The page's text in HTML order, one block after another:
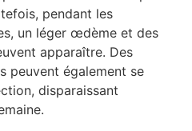
pendant les
un léger œdème et des
apparaître. Des
peuvent également se
disparaissant